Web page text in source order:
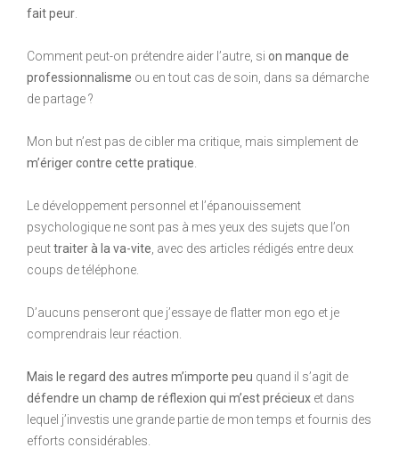
fait peur
Comment peut-on prétendre aider l’autre, si on manque de
professionnalisme ou en tout cas de soin, dans sa démarche
de partage ?
Mon but n’est pas de cibler ma critique, mais simplement de
m’ériger contre cette pratique
Le développement personnel et l’épanouissement
psychologique ne sont pas à mes yeux des sujets que l’on
peuttraiter à la va-vite , avec des articles rédigés entre deux
coups de téléphone.
D’aucuns penseront que j’essaye de flatter mon ego et je
comprendrais leur réaction.
Mais le regard des autres m’importe peu quand il s’agit de
défendre un champ de réflexion qui m’est précieux et dans
lequel j’investis une grande partie de mon temps et fournis des
efforts considérables.